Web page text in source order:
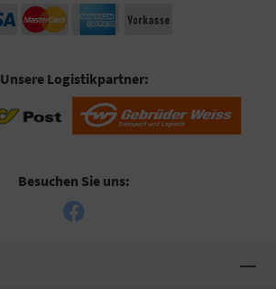
Unsere Logistikpartner:
Besuchen Sie uns: